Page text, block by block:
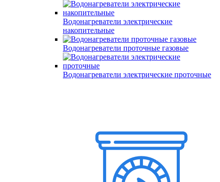
Водонагреватели электрические
накопительные
Водонагреватели проточные газовые
Водонагреватели электрические проточные